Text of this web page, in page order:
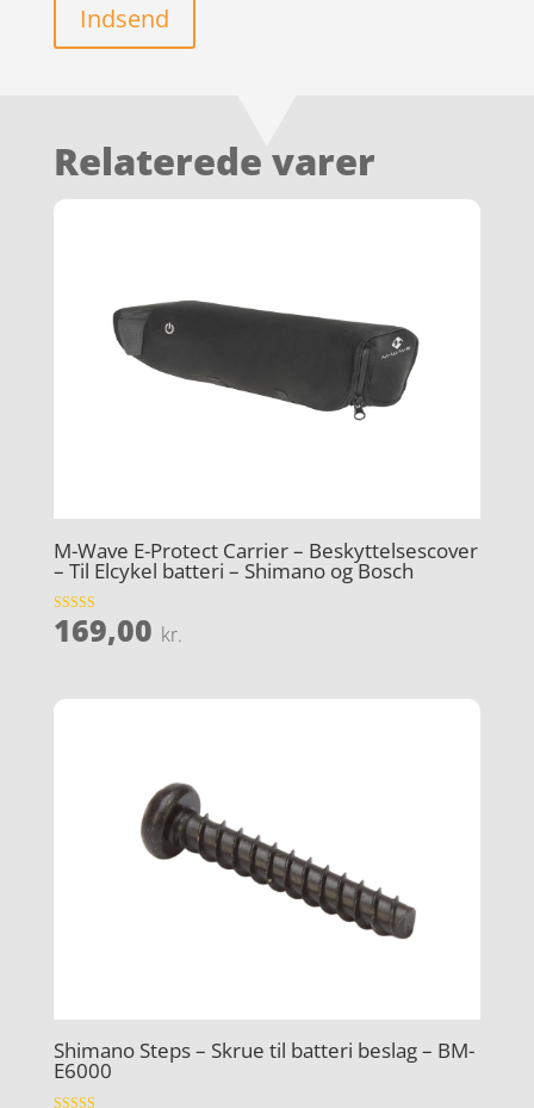
Indsend
Relaterede varer
M-Wave E-Protect Carrier – Beskyttelsescover
– Til Elcykel batteri – Shimano og Bosch
Vurderet
3.9
169,00 kr.
Shimano Steps – Skrue til batteri beslag – BM-
E6000